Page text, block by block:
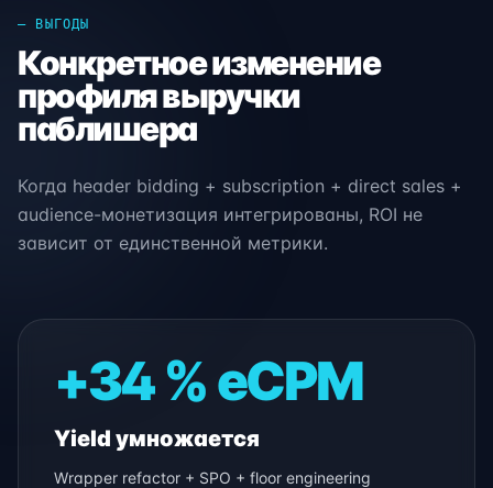
— ВЫГОДЫ
Конкретное изменение
профиля выручки
паблишера
Когда header bidding + subscription + direct sales +
audience-монетизация интегрированы, ROI не
зависит от единственной метрики.
+34 % eCPM
Yield умножается
Wrapper refactor + SPO + floor engineering